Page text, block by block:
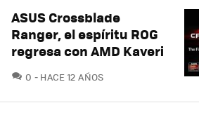
ASUS Crossblade
Ranger, el espíritu ROG
regresa con AMD Kaveri
0 COMENTARIOS
HACE 12 AÑOS